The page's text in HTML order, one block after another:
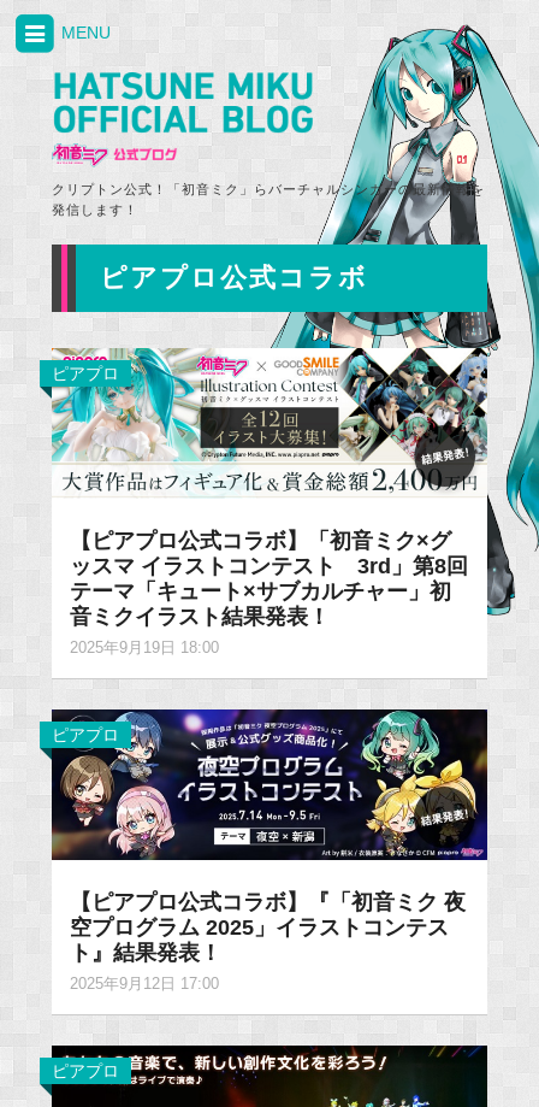
クリプトン公式！「初音ミク」らバーチャルシンガーの最新情報を
発信します！
MENU
ピアプロ公式コラボ
ピアプロ
【ピアプロ公式コラボ】「初音ミク×グ
ッスマ イラストコンテスト 3rd」第8回
テーマ「キュート×サブカルチャー」初
音ミクイラスト結果発表！
2025年9月19日 18:00
ピアプロ
【ピアプロ公式コラボ】『「初音ミク 夜
空プログラム 2025」イラストコンテス
ト』結果発表！
2025年9月12日 17:00
ピアプロ